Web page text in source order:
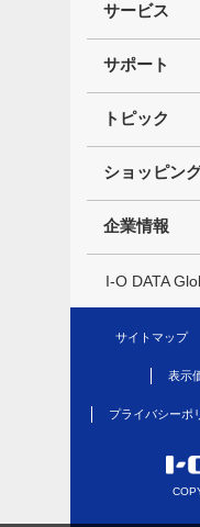
サービス
サポート
トピック
ショッピン
企業情報
I-O DATA
サイトマップ
表示
プライバシーポ